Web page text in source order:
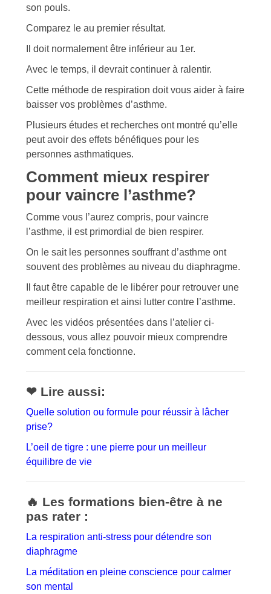
son pouls.
Comparez le au premier résultat.
Il doit normalement être inférieur au 1er.
Avec le temps, il devrait continuer à ralentir.
Cette méthode de respiration doit vous aider à faire
baisser vos problèmes d’asthme.
Plusieurs études et recherches ont montré qu’elle
peut avoir des effets bénéfiques pour les
personnes asthmatiques.
Comment mieux respirer
pour vaincre l’asthme?
Comme vous l’aurez compris, pour vaincre
l’asthme, il est primordial de bien respirer.
On le sait les personnes souffrant d’asthme ont
souvent des problèmes au niveau du diaphragme.
Il faut être capable de le libérer pour retrouver une
meilleur respiration et ainsi lutter contre l’asthme.
Avec les vidéos présentées dans l’atelier ci-
dessous, vous allez pouvoir mieux comprendre
comment cela fonctionne.
❤ Lire aussi:
Quelle solution ou formule pour réussir à lâcher
prise?
L’oeil de tigre : une pierre pour un meilleur
équilibre de vie
🔥 Les formations bien-être à ne
pas rater :
La respiration anti-stress pour détendre son
diaphragme
La méditation en pleine conscience pour calmer
son mental